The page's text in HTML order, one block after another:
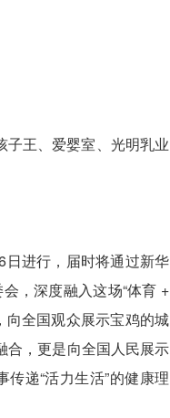
子王、爱婴室、光明乳业
进行，届时将通过新华
，深度融入这场“体育 +
向全国观众展示宝鸡的城
合，更是向全国人民展示
递“活力生活”的健康理